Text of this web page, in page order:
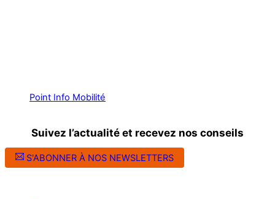
Point Info Mobilité
Suivez l’actualité et recevez nos conseils
S'ABONNER À NOS NEWSLETTERS